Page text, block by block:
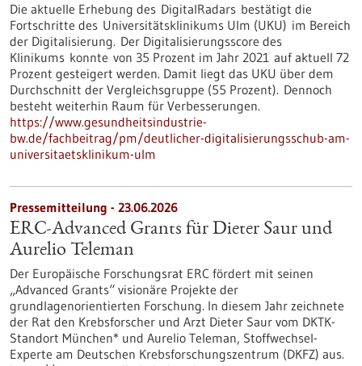
Die aktuelle Erhebung des DigitalRadars bestätigt die
Fortschritte des Universitätsklinikums Ulm (UKU) im Bereich
der Digitalisierung. Der Digitalisierungsscore des
Klinikums konnte von 35 Prozent im Jahr 2021 auf aktuell 72
Prozent gesteigert werden. Damit liegt das UKU über dem
Durchschnitt der Vergleichsgruppe (55 Prozent). Dennoch
besteht weiterhin Raum für Verbesserungen.
https://www.gesundheitsindustrie-
bw.de/fachbeitrag/pm/deutlicher-digitalisierungsschub-am-
universitaetsklinikum-ulm
Pressemitteilung - 23.06.2026
ERC-Advanced Grants für Dieter Saur und
Aurelio Teleman
Der Europäische Forschungsrat ERC fördert mit seinen
„Advanced Grants“ visionäre Projekte der
grundlagenorientierten Forschung. In diesem Jahr zeichnete
der Rat den Krebsforscher und Arzt Dieter Saur vom DKTK-
Standort München* und Aurelio Teleman, Stoffwechsel-
Experte am Deutschen Krebsforschungszentrum (DKFZ) aus.